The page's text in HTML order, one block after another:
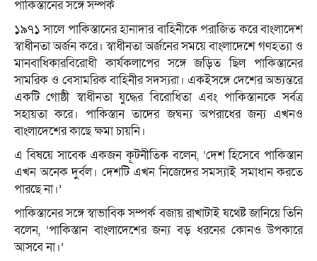
পাকিস্তানের সঙ্গে সম্পর্ক
১৯৭১ সালে পাকিস্তানের হানাদার বাহিনীকে পরাজিত করে বাংলাদেশ
স্বাধীনতা অর্জন করে। স্বাধীনতা অর্জনের সময়ে বাংলাদেশে গণহত্যা ও
মানবাধিকারবিরোধী কার্যকলাপের সঙ্গে জড়িত ছিল পাকিস্তানের
সামরিক ও বেসামরিক বাহিনীর সদস্যরা। একইসঙ্গে দেশের অভ্যন্তরে
একটি গোষ্ঠী স্বাধীনতা যুদ্ধের বিরোধিতা এবং পাকিস্তানকে সর্বত্র
সহায়তা করে। পাকিস্তান তাদের জঘন্য অপরাধের জন্য এখনও
বাংলাদেশের কাছে ক্ষমা চায়নি।
এ বিষয়ে সাবেক একজন কূটনীতিক বলেন, ‘দেশ হিসেবে পাকিস্তান
এখন অনেক দুর্বল। দেশটি এখন নিজেদের সমস্যাই সমাধান করতে
পারছে না।’
পাকিস্তানের সঙ্গে স্বাভাবিক সম্পর্ক বজায় রাখাটাই যথেষ্ট জানিয়ে তিনি
বলেন, ‘পাকিস্তান বাংলাদেশের জন্য বড় ধরনের কোনও উপকারে
আসবে না।’